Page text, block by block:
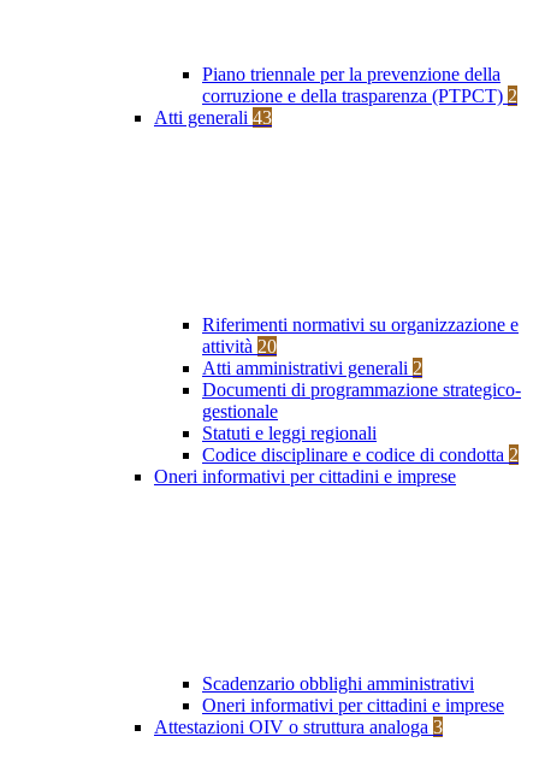
Piano triennale per la prevenzione della
corruzione e della trasparenza (PTPCT) 2
Atti generali 43
Riferimenti normativi su organizzazione e
attività 20
Atti amministrativi generali 2
Documenti di programmazione strategico-
gestionale
Statuti e leggi regionali
Codice disciplinare e codice di condotta 2
Oneri informativi per cittadini e imprese
Scadenzario obblighi amministrativi
Oneri informativi per cittadini e imprese
Attestazioni OIV o struttura analoga 3